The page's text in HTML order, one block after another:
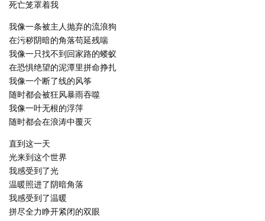
死亡笼罩着我
我像一条被主人抛弃的流浪狗
在污秽阴暗的角落苟延残喘
我像一只找不到回家路的蝼蚁
在恐惧绝望的泥潭里拼命挣扎
我像一个断了线的风筝
随时都会被狂风暴雨吞噬
我像一叶无根的浮萍
随时都会在浪涛中覆灭
直到这一天
光来到这个世界
我感受到了光
温暖照进了阴暗角落
我感受到了温暖
拼尽全力睁开紧闭的双眼